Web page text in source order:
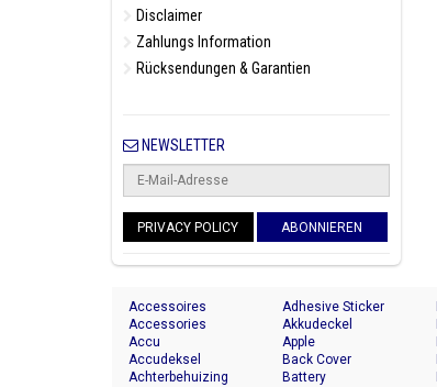
Disclaimer
Zahlungs Information
Rücksendungen & Garantien
NEWSLETTER
PRIVACY POLICY ABONNIEREN
Accessoires
Accessories
Accu
Accudeksel
Achterbehuizing
Adhesive Sticker
Akkudeckel
Apple
Back Cover
Battery